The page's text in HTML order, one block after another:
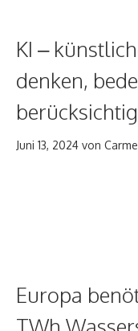
KI –
denken,
Juni 13, 2024 von
Europa